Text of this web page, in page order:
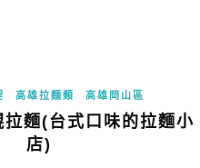
高雄拉麵類 高雄岡山區
麵(台式口味的拉麵小
店)